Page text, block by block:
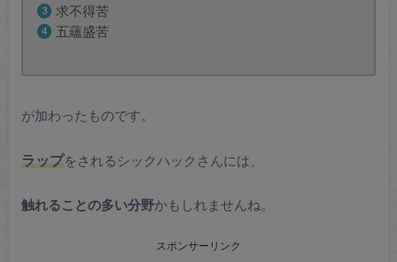
求不得苦
五蘊盛苦
が加わったものです。
ラップをされるシックハックさんには、
触れることの多い分野かもしれませんね。
スポンサーリンク